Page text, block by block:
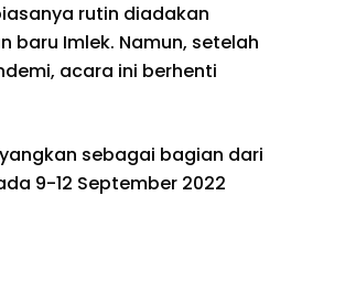
rutin diadakan
baru Imlek. Namun, setelah
acara ini berhenti
sebagai bagian dari
9-12 September 2022